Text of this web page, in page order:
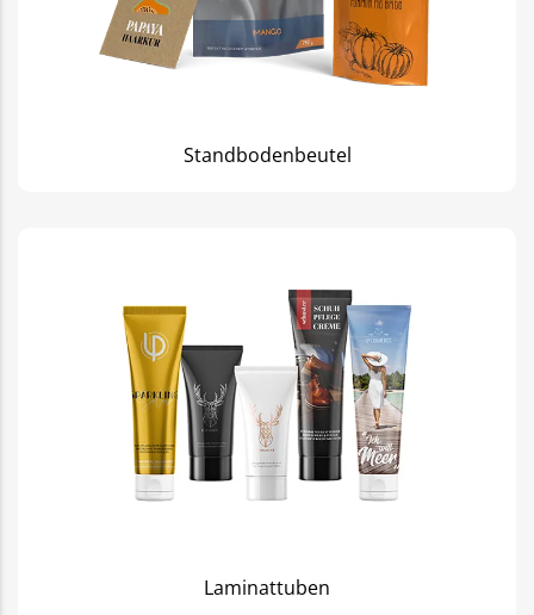
Standbodenbeutel
Laminattuben